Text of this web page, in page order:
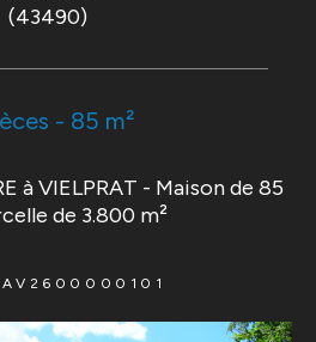
(43490)
- 85 m²
à VIELPRAT - Maison de 85
de 3.800 m²